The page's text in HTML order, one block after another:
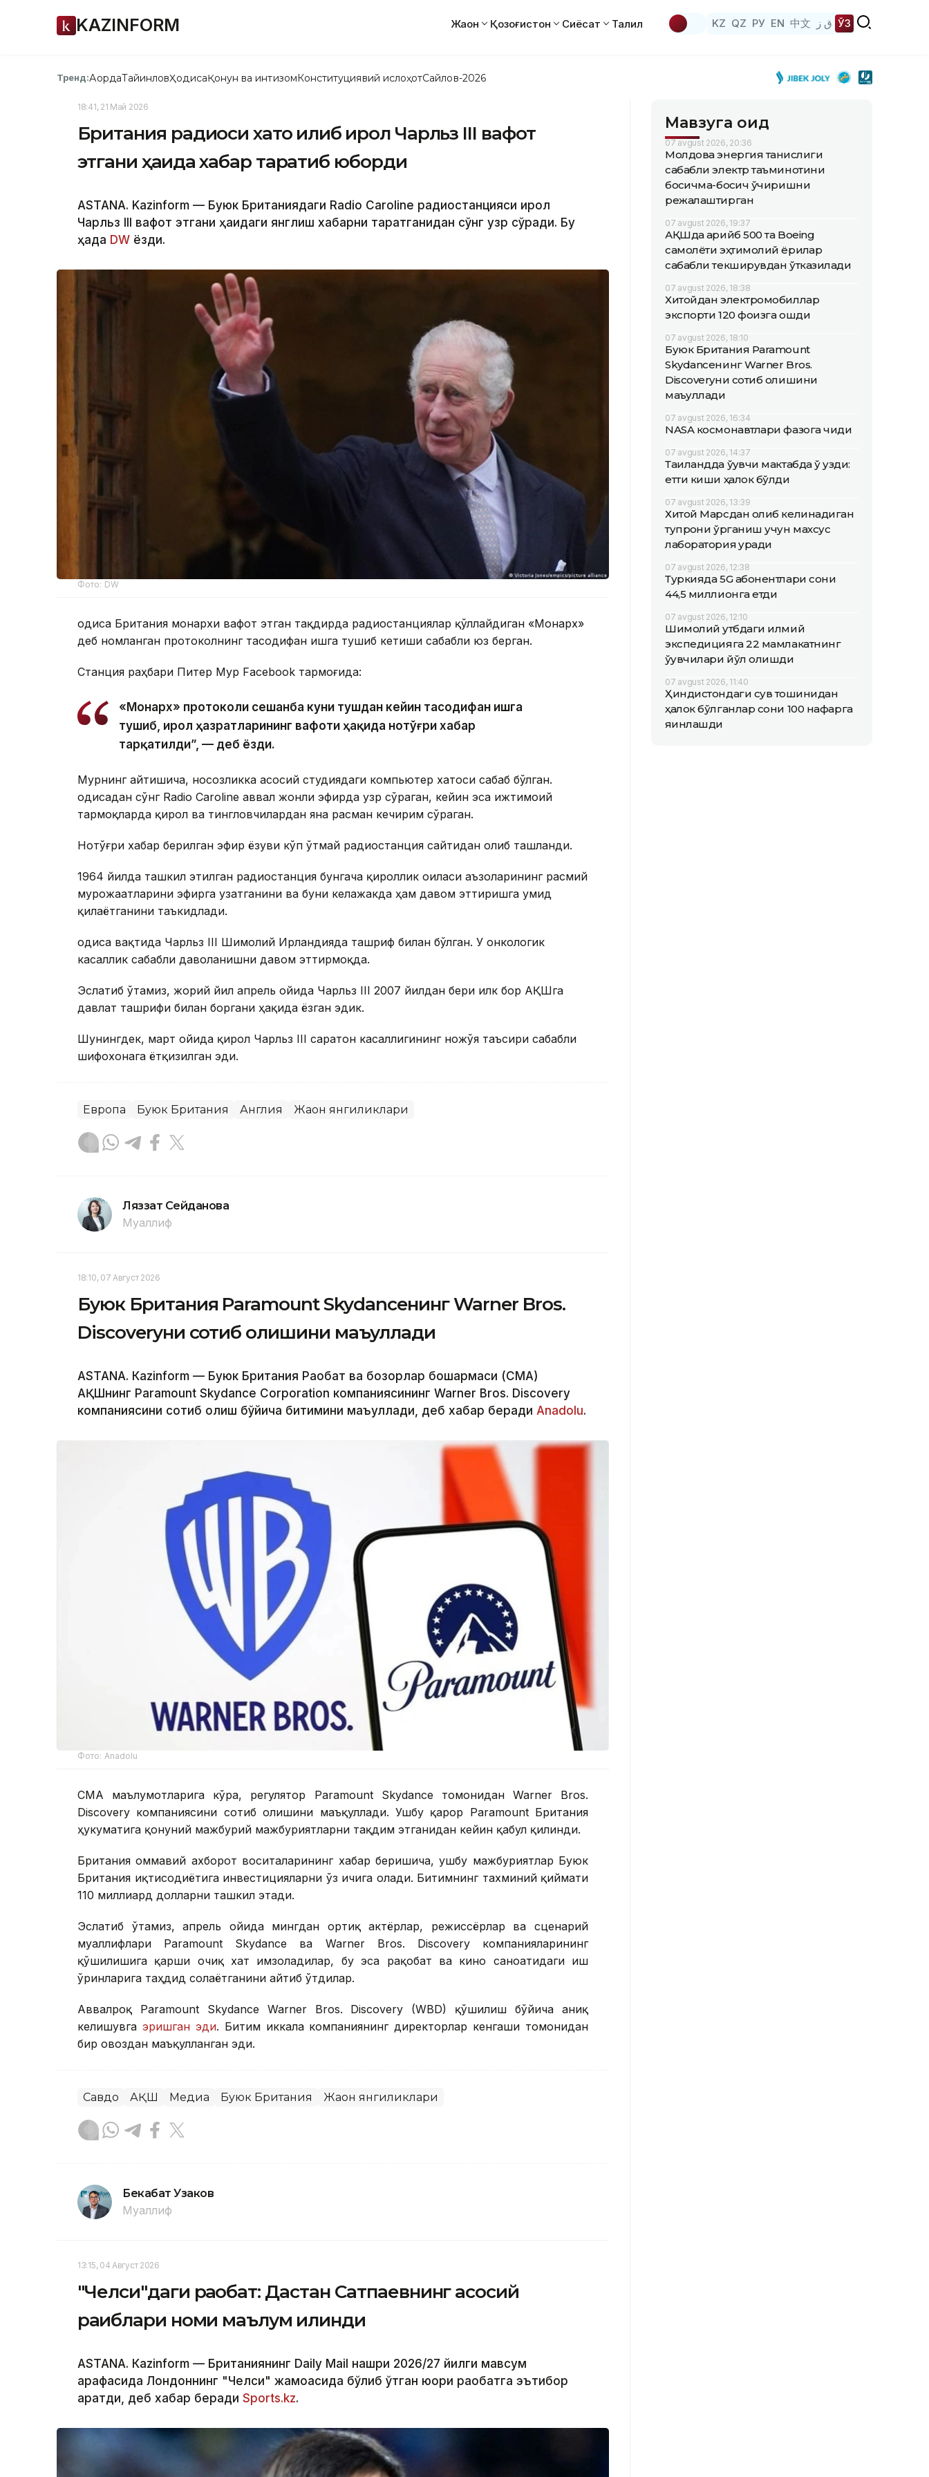
KAZINFORM Жаҳон Қозоғистон Сиёсат Таҳлил KZ QZ РУ EN 中文 ق ز ЎЗ
Тренд:АқордаТайинловҲодисаҚонун ва интизомКонституциявий ислоҳотСайлов-2026
18:41, 21 Май 2026
Британия радиоси хато қилиб қирол Чарльз III вафот
этгани ҳақида хабар тарқатиб юборди
ASTANA. Kazinform — Буюк Британиядаги Radio Caroline радиостанцияси қирол
Чарльз III вафот этгани ҳақидаги янглиш хабарни тарқатганидан сўнг узр сўради. Бу
ҳақда DW ёзди.
Фото: DW
Ҳодиса Британия монархи вафот этган тақдирда радиостанциялар қўллайдиган «Монарх»
деб номланган протоколнинг тасодифан ишга тушиб кетиши сабабли юз берган.
Станция раҳбари Питер Мур Facebook тармоғида:
«Монарх» протоколи сешанба куни тушдан кейин тасодифан ишга
тушиб, Қирол ҳазратларининг вафоти ҳақида нотўғри хабар
тарқатилди”, — деб ёзди.
Мурнинг айтишича, носозликка асосий студиядаги компьютер хатоси сабаб бўлган.
Ҳодисадан сўнг Radio Caroline аввал жонли эфирда узр сўраган, кейин эса ижтимоий
тармоқларда қирол ва тингловчилардан яна расман кечирим сўраган.
Нотўғри хабар берилган эфир ёзуви кўп ўтмай радиостанция сайтидан олиб ташланди.
1964 йилда ташкил этилган радиостанция бунгача қироллик оиласи аъзоларининг расмий
мурожаатларини эфирга узатганини ва буни келажакда ҳам давом эттиришга умид
қилаётганини таъкидлади.
Ҳодиса вақтида Чарльз III Шимолий Ирландияда ташриф билан бўлган. У онкологик
касаллик сабабли даволанишни давом эттирмоқда.
Эслатиб ўтамиз, жорий йил апрель ойида Чарльз III 2007 йилдан бери илк бор АҚШга
давлат ташрифи билан боргани ҳақида ёзган эдик.
Шунингдек, март ойида қирол Чарльз III саратон касаллигининг ножўя таъсири сабабли
шифохонага ётқизилган эди.
Европа Буюк Британия Англия Жаҳон янгиликлари
Ляззат Сейданова
Муаллиф
18:10, 07 Август 2026
Буюк Британия Paramount Skydanceнинг Warner Bros.
Discoveryни сотиб олишини маъқуллади
ASTANА. Кazinform — Буюк Британия Рақобат ва бозорлар бошқармаси (CМА)
АҚШнинг Paramount Skydance Corporation компаниясининг Warner Bros. Discovery
компаниясини сотиб олиш бўйича битимини маъқуллади, деб хабар беради Аnadolu.
Фото: Аnadolu
CМА маълумотларига кўра, регулятор Paramount Skydance томонидан Warner Bros.
Discovery компаниясини сотиб олишини маъқуллади. Ушбу қарор Paramount Британия
ҳукуматига қонуний мажбурий мажбуриятларни тақдим этганидан кейин қабул қилинди.
Британия оммавий ахборот воситаларининг хабар беришича, ушбу мажбуриятлар Буюк
Британия иқтисодиётига инвестицияларни ўз ичига олади. Битимнинг тахминий қиймати
110 миллиард долларни ташкил этади.
Эслатиб ўтамиз, апрель ойида мингдан ортиқ актёрлар, режиссёрлар ва сценарий
муаллифлари Paramount Skydance ва Warner Bros. Discovery компанияларининг
қўшилишига қарши очиқ хат имзоладилар, бу эса рақобат ва кино саноатидаги иш
ўринларига таҳдид солаётганини айтиб ўтдилар.
Аввалроқ Paramount Skydance Warner Bros. Discovery (WBD) қўшилиш бўйича аниқ
келишувга эришган эди. Битим иккала компаниянинг директорлар кенгаши томонидан
бир овоздан маъқулланган эди.
Савдо АҚШ Медиа Буюк Британия Жаҳон янгиликлари
Бекабат Узаков
Муаллиф
13:15, 04 Август 2026
"Челси"даги рақобат: Дастан Сатпаевнинг асосий
рақиблари номи маълум қилинди
ASTANА. Кazinform — Британиянинг Daily Mail нашри 2026/27 йилги мавсум
арафасида Лондоннинг "Челси" жамоасида бўлиб ўтган юқори рақобатга эътибор
қаратди, деб хабар беради Sports.kz.
Мавзуга оид
07 avgust 2026, 20:36
Молдова энергия танқислиги
сабабли электр таъминотини
босқичма-босқич ўчиришни
режалаштирган
07 avgust 2026, 19:37
АҚШда қарийб 500 та Boeing
самолёти эҳтимолий ёриқлар
сабабли текширувдан ўтказилади
07 avgust 2026, 18:38
Хитойдан электромобиллар
экспорти 120 фоизга ошди
07 avgust 2026, 18:10
Буюк Британия Paramount
Skydanceнинг Warner Bros.
Discoveryни сотиб олишини
маъқуллади
07 avgust 2026, 16:34
NASA космонавтлари фазога чиқди
07 avgust 2026, 14:37
Таиландда ўқувчи мактабда ўқ узди:
етти киши ҳалок бўлди
07 avgust 2026, 13:39
Хитой Марсдан олиб келинадиган
тупроқни ўрганиш учун махсус
лаборатория қуради
07 avgust 2026, 12:38
Туркияда 5G абонентлари сони
44,5 миллионга етди
07 avgust 2026, 12:10
Шимолий қутбдаги илмий
экспедицияга 22 мамлакатнинг
ўқувчилари йўл олишди
07 avgust 2026, 11:40
Ҳиндистондаги сув тошқинидан
ҳалок бўлганлар сони 100 нафарга
яқинлашди